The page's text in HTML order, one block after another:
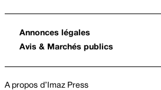
Annonces légales
Avis & Marchés publics
A propos d’Imaz Press